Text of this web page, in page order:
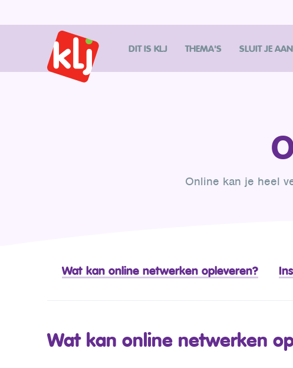
DIT IS KLJ THEMA'S SLUIT JE AAN
Online kan je heel
Wat kan online netwerken opleveren?
Wat kan online netwerken